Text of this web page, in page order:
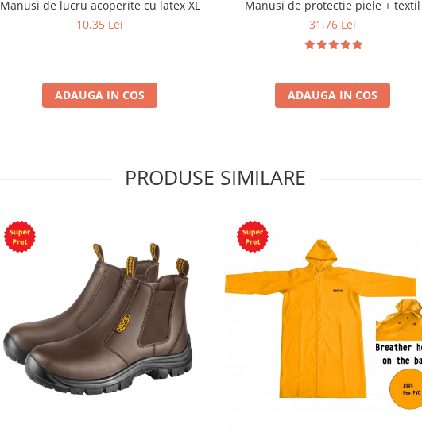
Manusi de lucru acoperite cu latex XL
10,35 Lei
ADAUGA IN COS
Manusi de protectie piele + textil
31,76 Lei
ADAUGA IN COS
PRODUSE SIMILARE